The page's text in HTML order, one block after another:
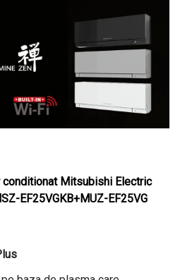
conditionat Mitsubishi Electric
EF25VGKB+MUZ-EF25VG